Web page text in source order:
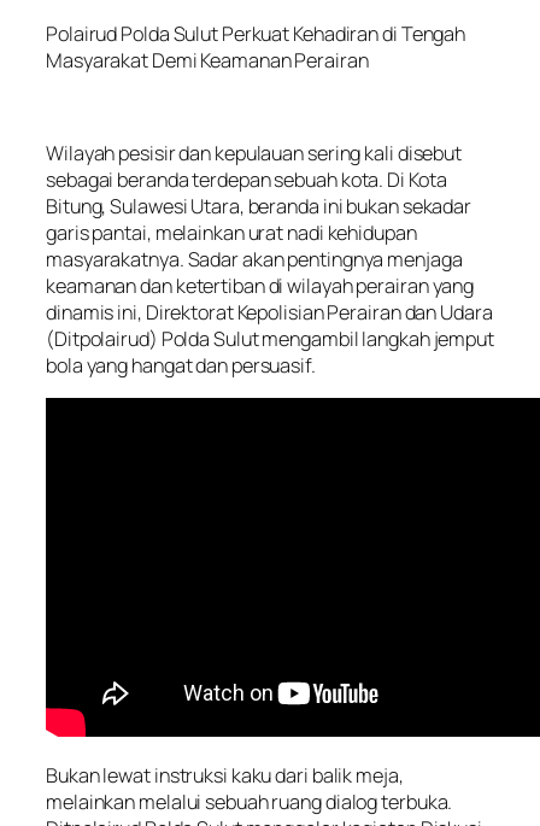
Polairud Polda Sulut Perkuat Kehadiran di Tengah
Masyarakat Demi Keamanan Perairan
Wilayah pesisir dan kepulauan sering kali disebut
sebagai beranda terdepan sebuah kota. Di Kota
Bitung, Sulawesi Utara, beranda ini bukan sekadar
garis pantai, melainkan urat nadi kehidupan
masyarakatnya. Sadar akan pentingnya menjaga
keamanan dan ketertiban di wilayah perairan yang
dinamis ini, Direktorat Kepolisian Perairan dan Udara
(Ditpolairud) Polda Sulut mengambil langkah jemput
bola yang hangat dan persuasif.
Bukan lewat instruksi kaku dari balik meja,
melainkan melalui sebuah ruang dialog terbuka.